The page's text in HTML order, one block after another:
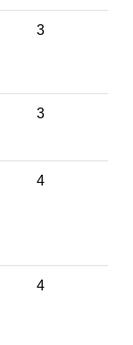
3
3
4
4